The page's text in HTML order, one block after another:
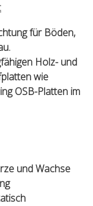
für Böden,
Holz- und
wie
OSB-Platten im
und Wachse